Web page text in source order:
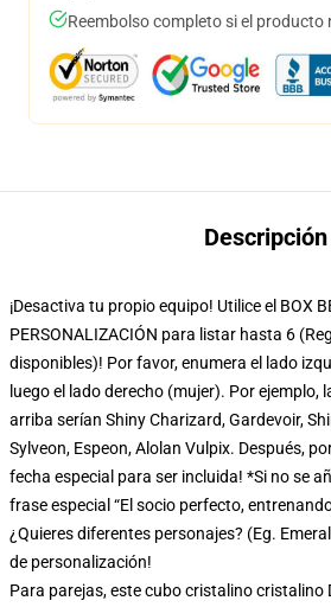
Reembolso completo si el producto
Descripción
¡Desactiva tu propio equipo! Utilice el BOX
PERSONALIZACIÓN para listar hasta 6
disponibles)! Por favor, enumera el lado
luego el lado derecho (mujer). Por ejemplo,
arriba serían Shiny Charizard, Gardevoir,
Sylveon, Espeon, Alolan Vulpix. Después,
fecha especial para ser incluida! *Si no se
frase especial “El socio perfecto,
¿Quieres diferentes personajes? (Eg.
de personalización!
Para parejas, este cubo cristalino cristalino